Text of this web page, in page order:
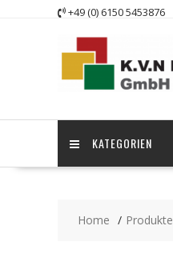
+49 (0) 6150 5453876
KATEGORIEN
Home Produkte